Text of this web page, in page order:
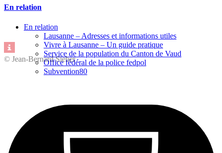
© Jean-Bernard Sieber
En relation
En relation
Lausanne – Adresses et informations utiles
Vivre à Lausanne – Un guide pratique
Service de la population du Canton de Vaud
Office fédéral de la police fedpol
Subvention80